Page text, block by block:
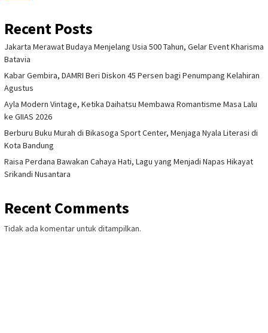
Recent Posts
Jakarta Merawat Budaya Menjelang Usia 500 Tahun, Gelar Event Kharisma
Batavia
Kabar Gembira, DAMRI Beri Diskon 45 Persen bagi Penumpang Kelahiran
Agustus
Ayla Modern Vintage, Ketika Daihatsu Membawa Romantisme Masa Lalu
ke GIIAS 2026
Berburu Buku Murah di Bikasoga Sport Center, Menjaga Nyala Literasi di
Kota Bandung
Raisa Perdana Bawakan Cahaya Hati, Lagu yang Menjadi Napas Hikayat
Srikandi Nusantara
Recent Comments
Tidak ada komentar untuk ditampilkan.